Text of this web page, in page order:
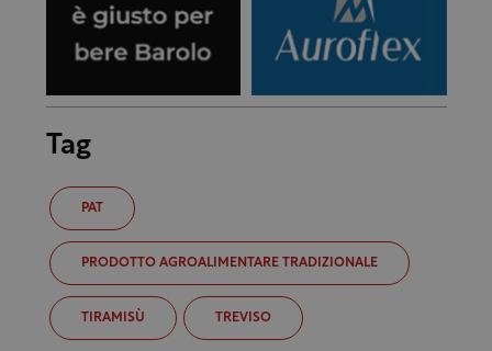
Tag
PAT
PRODOTTO AGROALIMENTARE TRADIZIONALE
TIRAMISÙ TREVISO